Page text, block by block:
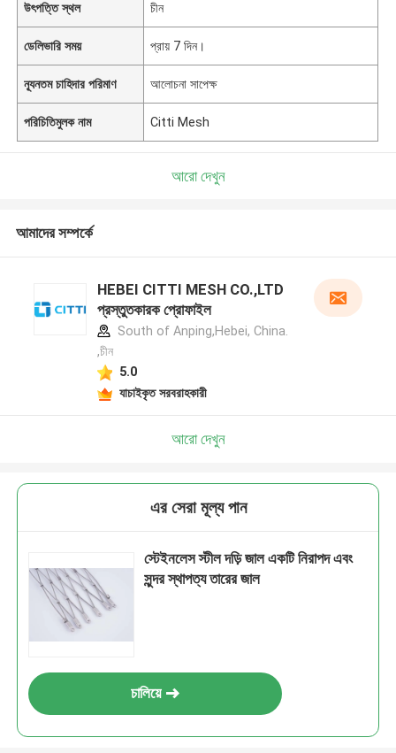
উৎপত্তি স্থল চীন
ডেলিভারি সময় প্রায় 7 দিন।
ন্যূনতম চাহিদার পরিমাণ আলোচনা সাপেক্ষ
পরিচিতিমুলক নাম Citti Mesh
আরো দেখুন
আমাদের সম্পর্কে
HEBEI CITTI MESH CO.,LTD
প্রস্তুতকারক প্রোফাইল
South of Anping,Hebei, China.
,চীন
5.0
যাচাইকৃত সরবরাহকারী
আরো দেখুন
এর সেরা মূল্য পান
স্টেইনলেস স্টীল দড়ি জাল একটি নিরাপদ এবং
সুন্দর স্থাপত্য তারের জাল
চালিয়ে